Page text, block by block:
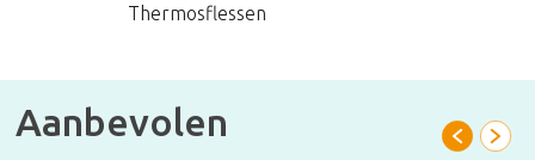
Thermosflessen
Aanbevolen